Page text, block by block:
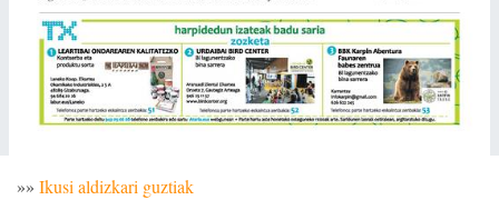
»» Ikusi aldizkari guztiak